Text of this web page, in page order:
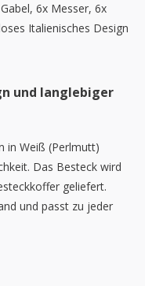
6x Messer, 6x
Italienisches Design
und langlebiger
in Weiß (Perlmutt)
Das Besteck wird
geliefert.
und passt zu jeder